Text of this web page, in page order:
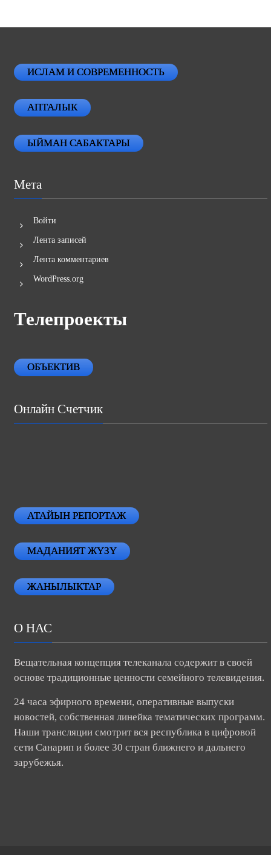
ИСЛАМ И СОВРЕМЕННОСТЬ
АПТАЛЫК
ЫЙМАН САБАКТАРЫ
Мета
Войти
Лента записей
Лента комментариев
WordPress.org
Телепроекты
ОБЪЕКТИВ
Онлайн Счетчик
АТАЙЫН РЕПОРТАЖ
МАДАНИЯТ ЖҮЗҮ
ЖАНЫЛЫКТАР
О НАС
Вещательная концепция телеканала содержит в своей
основе традиционные ценности семейного телевидения.
24 часа эфирного времени, оперативные выпуски
новостей, собственная линейка тематических программ.
Наши трансляции смотрит вся республика в цифровой
сети Санарип и более 30 стран ближнего и дальнего
зарубежья.